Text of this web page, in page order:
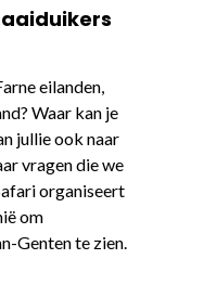
eilanden,
Waar kan je
jullie ook naar
vragen die we
organiseert
om
Genten te zien.